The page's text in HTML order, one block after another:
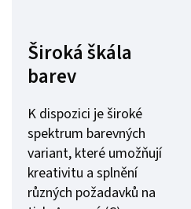
Široká škála
barev
K dispozici je široké
spektrum barevných
variant, které umožňují
kreativitu a splnění
různých požadavků na